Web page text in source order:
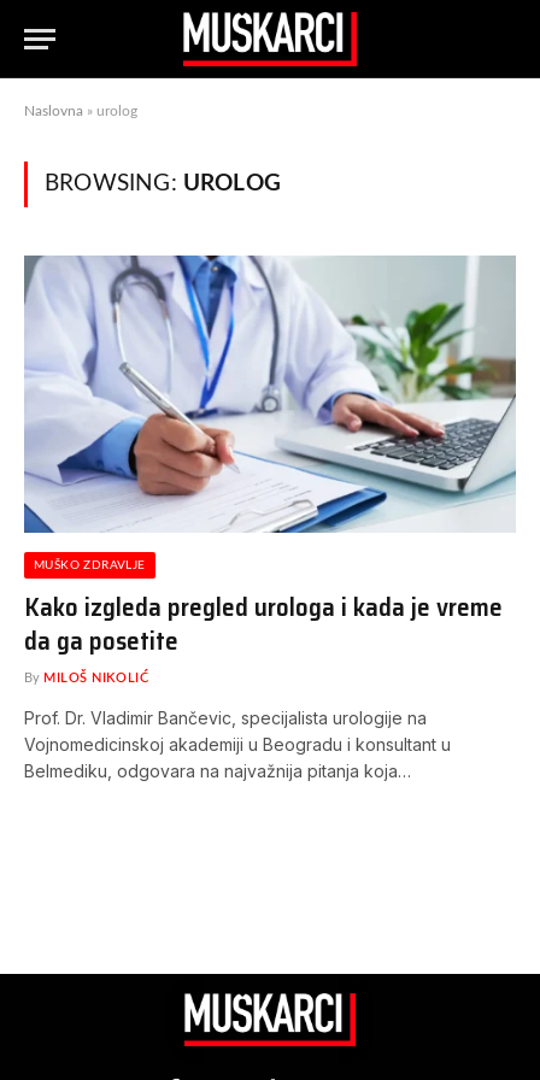
Naslovna » urolog
BROWSING: UROLOG
MUŠKO ZDRAVLJE
Kako izgleda pregled urologa i kada je vreme
da ga posetite
By MILOŠ NIKOLIĆ
Prof. Dr. Vladimir Bančevic, specijalista urologije na
Vojnomedicinskoj akademiji u Beogradu i konsultant u
Belmediku, odgovara na najvažnija pitanja koja…